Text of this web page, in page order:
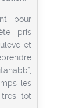
pour
pris
et
les
très tôt